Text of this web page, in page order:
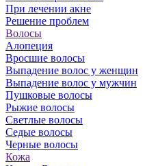
При лечении акне
Решение проблем
Волосы
Алопеция
Вросшие волосы
Выпадение волос у женщин
Выпадение волос у мужчин
Пушковые волосы
Рыжие волосы
Светлые волосы
Седые волосы
Черные волосы
Кожа